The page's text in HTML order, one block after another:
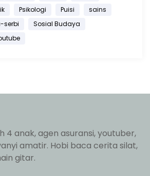
Psikologi Puisi
sains
serbi
Sosial Budaya
4 anak, agen asuransi, youtuber,
amatir. Hobi baca cerita silat,
gitar.